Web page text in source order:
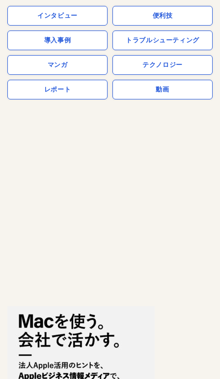
インタビュー 便利技
導入事例 トラブルシューティング
マンガ テクノロジー
レポート 動画